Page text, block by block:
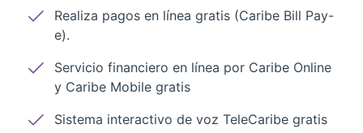
Realiza pagos en línea gratis (Caribe Bill Pay-
e).
Servicio financiero en línea por Caribe Online
y Caribe Mobile gratis
Sistema interactivo de voz TeleCaribe gratis